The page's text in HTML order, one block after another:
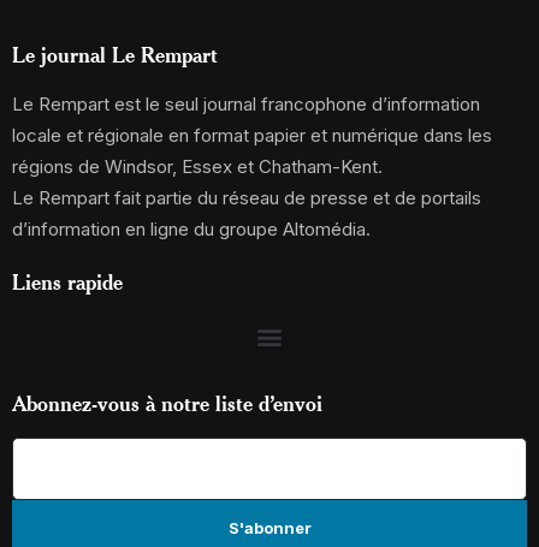
Le journal Le Rempart
Le Rempart est le seul journal francophone d’information
locale et régionale en format papier et numérique dans les
régions de Windsor, Essex et Chatham-Kent.
Le Rempart fait partie du réseau de presse et de portails
d’information en ligne du groupe Altomédia.
Liens rapide
Abonnez-vous à notre liste d’envoi